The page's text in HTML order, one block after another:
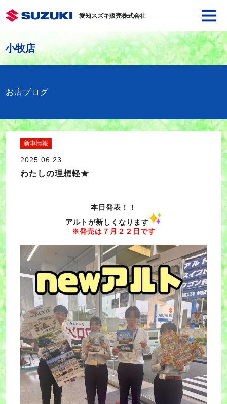
愛知スズキ販売株式会社
小牧店
お店ブログ
新車情報
2025.06.23
わたしの理想軽★
本日発表！！
アルトが新しくなります
※発売は７月２２日です